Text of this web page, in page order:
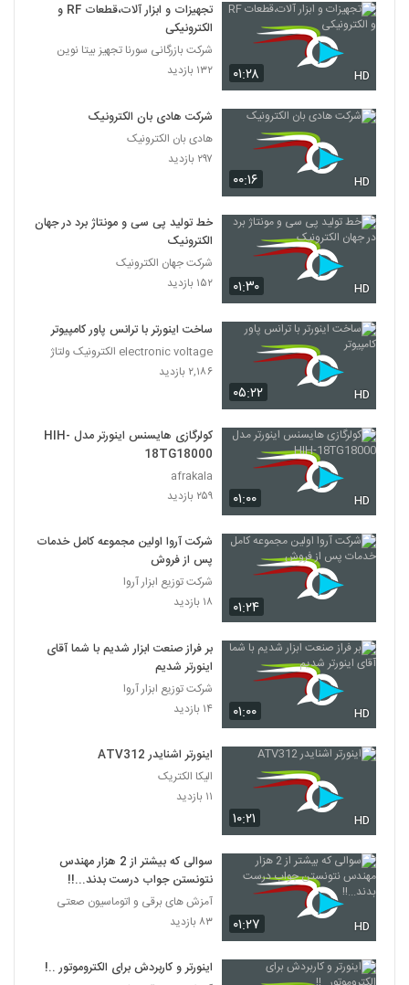
۰۱:۲۸ HD
تجهیزات و ابزار آلات،قطعات RF و
الکترونیکی
شرکت بازرگانی سورنا تجهیز بیتا نوین
۱۳۲ بازدید
۰۰:۱۶ HD
شرکت هادی بان الکترونیک
هادی بان الکترونیک
۲۹۷ بازدید
۰۱:۳۰ HD
خط تولید پی سی و مونتاژ برد در جهان
الکترونیک
شرکت جهان الکترونیک
۱۵۲ بازدید
۰۵:۲۲ HD
ساخت اینورتر با ترانس پاور کامپیوتر
electronic voltage الکترونیک ولتاژ
۲,۱۸۶ بازدید
۰۱:۰۰ HD
کولرگازی هایسنس اینورتر مدل HIH-
18TG18000
afrakala
۲۵۹ بازدید
۰۱:۲۴
شرکت آروا اولین مجموعه کامل خدمات
پس از فروش
شرکت توزیع ابزار آروا
۱۸ بازدید
۰۱:۰۰ HD
بر فراز صنعت ابزار شدیم با شما آقای
اینورتر شدیم
شرکت توزیع ابزار آروا
۱۴ بازدید
۱۰:۲۱ HD
اینورتر اشنایدر ATV312
الیکا الکتریک
۱۱ بازدید
۰۱:۲۷ HD
سوالی که بیشتر از 2 هزار مهندس
نتونستن جواب درست بدند...!!
آمزش های برقی و اتوماسیون صعتی
۸۳ بازدید
اینورتر و کاربردش برای الکتروموتور ..!!